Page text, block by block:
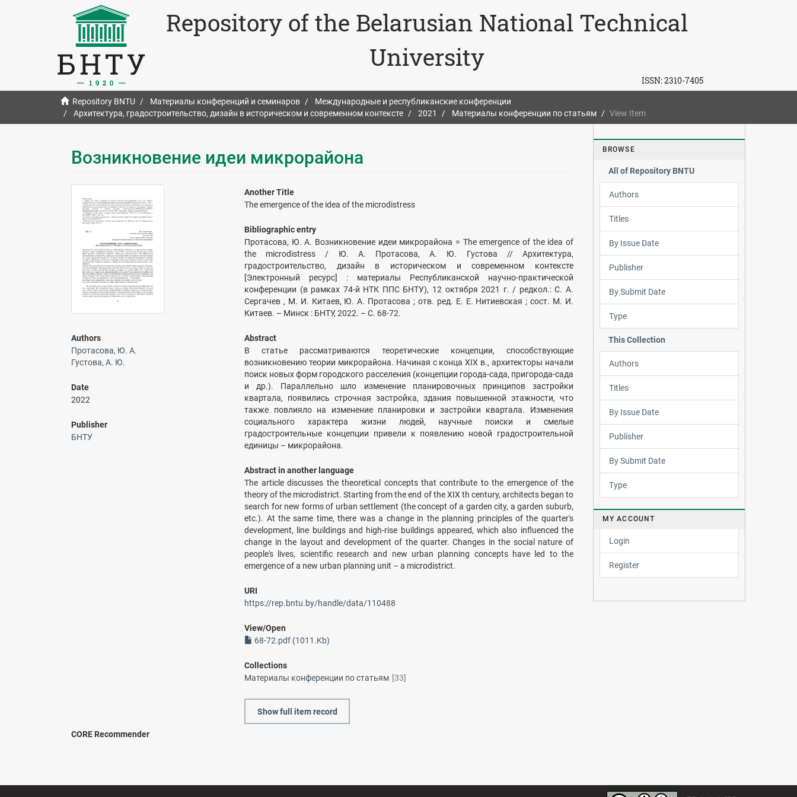
Repository of the Belarusian National Technical
University
ISSN:2310-7405
Repository BNTU Материалы конференций и семинаров
Международные и республиканские конференции
Архитектура, градостроительство, дизайн в историческом и современном контексте
2021 Материалы конференции по статьям View Item
Возникновение идеи микрорайона
Authors
Протасова, Ю. А.
Густова, А. Ю.
Date
2022
Publisher
БНТУ
Another Title
The emergence of the idea of the microdistress
Bibliographic entry
Протасова, Ю. А. Возникновение идеи микрорайона = The emergence of the idea of
the microdistress / Ю. А. Протасова, А. Ю. Густова // Архитектура,
градостроительство, дизайн в историческом и современном контексте
[Электронный ресурс] : материалы Республиканской научно-практической
конференции (в рамках 74-й НТК ППС БНТУ), 12 октября 2021 г. / редкол.: С. А.
Сергачев , М. И. Китаев, Ю. А. Протасова ; отв. ред. Е. Е. Нитиевская ; сост. М. И.
Китаев. – Минск : БНТУ, 2022. – С. 68-72.
Abstract
В статье рассматриваются теоретические концепции, способствующие
возникновению теории микрорайона. Начиная с конца XIX в., архитекторы начали
поиск новых форм городского расселения (концепции города-сада, пригорода-сада
и др.). Параллельно шло изменение планировочных принципов застройки
квартала, появились строчная застройка, здания повышенной этажности, что
также повлияло на изменение планировки и застройки квартала. Изменения
социального характера жизни людей, научные поиски и смелые
градостроительные концепции привели к появлению новой градостроительной
единицы – микрорайона.
Abstract in another language
The article discusses the theoretical concepts that contribute to the emergence of the
theory of the microdistrict. Starting from the end of the XIX th century, architects began to
search for new forms of urban settlement (the concept of a garden city, a garden suburb,
etc.). At the same time, there was a change in the planning principles of the quarter's
development, line buildings and high-rise buildings appeared, which also influenced the
change in the layout and development of the quarter. Changes in the social nature of
people's lives, scientific research and new urban planning concepts have led to the
emergence of a new urban planning unit – a microdistrict.
URI
https://rep.bntu.by/handle/data/110488
View/Open
68-72.pdf (1011.Kb)
Collections
Материалы конференции по статьям [33]
Show full item record
CORE Recommender
BROWSE
All of Repository BNTU
Authors
Titles
By Issue Date
Publisher
By Submit Date
Type
This Collection
Authors
Titles
By Issue Date
Publisher
By Submit Date
Type
MY ACCOUNT
Login
Register